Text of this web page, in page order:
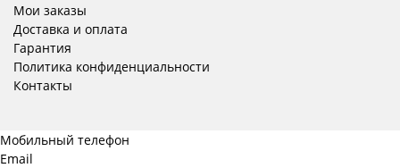
Мои заказы
Доставка и оплата
Гарантия
Политика конфиденциальности
Контакты
Мобильный телефон
Email